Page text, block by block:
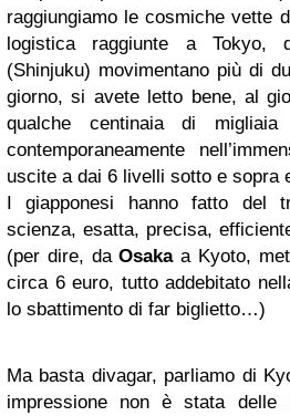
raggiungiamo le cosmiche vette
logistica raggiunte a Tokyo,
(Shinjuku) movimentano più di
giorno, si avete letto bene, al
qualche centinaia di
contemporaneamente
uscite a dai 6 livelli sotto e sopra
I giapponesi hanno fatto del
scienza, esatta, precisa,
(per dire, daOsakaa Kyoto,
circa 6 euro, tutto addebitato
lo sbattimento di far biglietto…)
Ma basta divagar, parliamo di
impressione non è stata delle